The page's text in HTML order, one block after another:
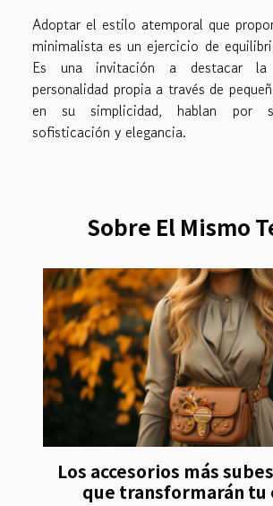
Adoptar el estilo atemporal que
minimalista es un ejercicio de
Es una invitación a destacar
personalidad propia a través de
en su simplicidad, hablan por
sofisticación y elegancia.
Sobre El Mismo
Los accesorios más
que transformarán tu